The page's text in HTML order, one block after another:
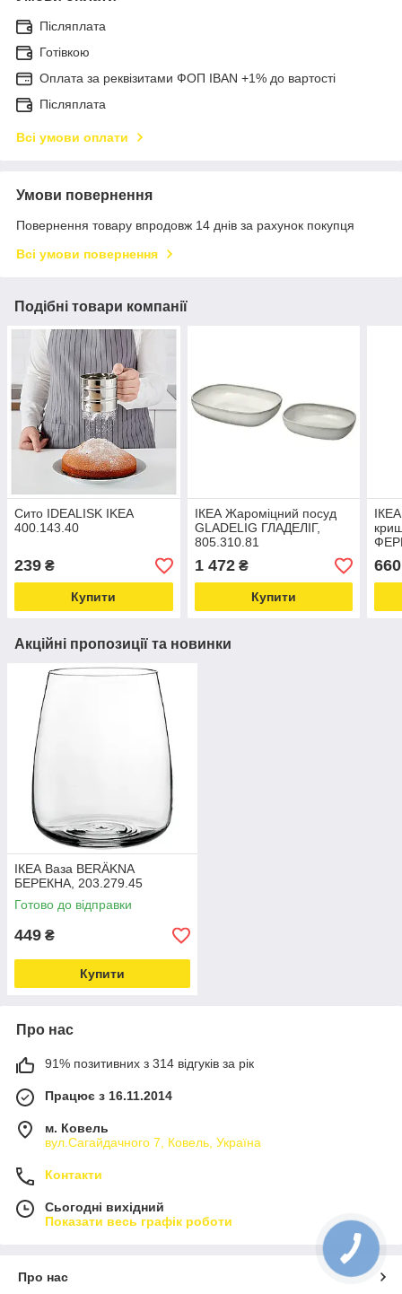
Післяплата
Готівкою
Оплата за реквізитами ФОП IBAN +1% до вартості
Післяплата
Всі умови оплати
Умови повернення
Повернення товару впродовж 14 днів за рахунок покупця
Всі умови повернення
Подібні товари компанії
Сито IDEALISK IKEA
400.143.40
239 ₴
Купити
ІКЕА Жароміцний посуд
GLADELIG ГЛАДЕЛІГ,
805.310.81
1 472₴
Купити
660
Акційні пропозиції та новинки
ІКЕА Ваза BERÄKNA
БЕРЕКНА, 203.279.45
Готово до відправки
449 ₴
Купити
Про нас
91% позитивних з 314 відгуків за рік
Працює з 16.11.2014
м. Ковель
вул.Сагайдачного 7, Ковель, Україна
Контакти
Сьогодні вихідний
Показати весь графік роботи
Про нас